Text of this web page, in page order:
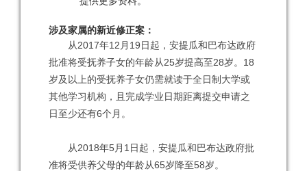
涉及家属的新近修正案：
从2017年12月19日起，安提瓜和巴布达政府
批准将受抚养子女的年龄从25岁提高至28岁。18
岁及以上的受抚养子女仍需就读于全日制大学或
其他学习机构，且完成学业日期距离提交申请之
日至少还有6个月。
从2018年5月1日起，安提瓜和巴布达政府批
准将受供养父母的年龄从65岁降至58岁。